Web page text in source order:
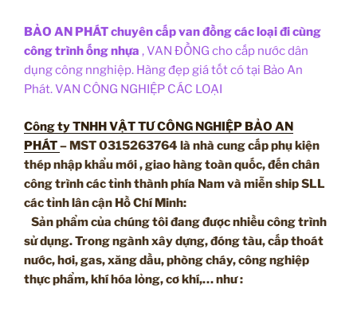
BẢO AN PHÁT chuyên cấp van đồng các loại đi cùng
công trình ống nhựa , VAN ĐỒNG cho cấp nước dân
dụng công nnghiệp. Hàng đẹp giá tốt có tại Bảo An
Phát. VAN CÔNG NGHIỆP CÁC LOẠI
Công ty TNHH VẬT TƯ CÔNG NGHIỆP BẢO AN
PHÁT– MST 0315263764 là nhà cung cấp phụ kiện
thép nhập khẩu mới , giao hàng toàn quốc, đến chân
công trình các tỉnh thành phía Nam và miễn ship SLL
các tỉnh lân cận Hồ Chí Minh:
Sản phẩm của chúng tôi đang được nhiều công trình
sử dụng. Trong ngành xây dựng, đóng tàu, cấp thoát
nước, hơi, gas, xăng dầu, phòng cháy, công nghiệp
thực phẩm, khí hóa lỏng, cơ khí,… như :